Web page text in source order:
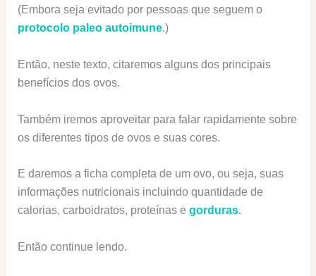
(Embora seja evitado por pessoas que seguem o
protocolo paleo autoimune.)
Então, neste texto, citaremos alguns dos principais
benefícios dos ovos.
Também iremos aproveitar para falar rapidamente sobre
os diferentes tipos de ovos e suas cores.
E daremos a ficha completa de um ovo, ou seja, suas
informações nutricionais incluindo quantidade de
calorias, carboidratos, proteínas e gorduras.
Então continue lendo.